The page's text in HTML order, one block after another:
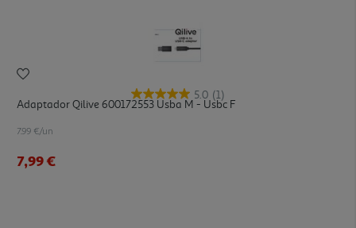
5.0 (1)
Adaptador Qilive 600172553 Usba M - Usbc F
7.99 €/un
7,99 €